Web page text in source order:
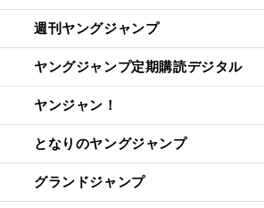
週刊ヤングジャンプ
ヤングジャンプ定期購読デジタル
ヤンジャン！
となりのヤングジャンプ
グランドジャンプ